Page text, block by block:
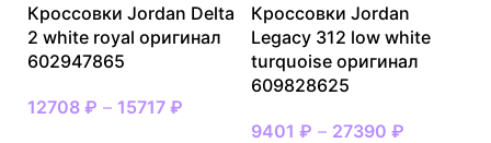
Кроссовки Jordan Delta
2 white royal оригинал
602947865
12708 ₽ – 15717 ₽
Кроссовки Jordan
Legacy 312 low white
turquoise оригинал
609828625
9401 ₽ – 27390 ₽